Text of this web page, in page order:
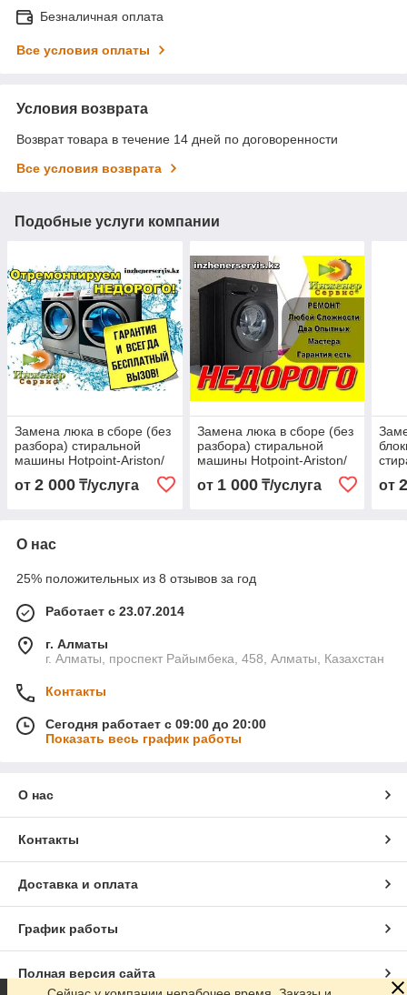
Безналичная оплата
Все условия оплаты
Условия возврата
Возврат товара в течение 14 дней по договоренности
Все условия возврата
Подобные услуги компании
Замена люка в сборе (без
разбора) стиральной
машины Hotpoint-Ariston/
Хотпоинт-Аристон
от 2 000 ₸/услуга
Замена люка в сборе (без
разбора) стиральной
машины Hotpoint-Ariston/
Хотпоинт-Аристон
от 1 000₸/услуга от
О нас
25% положительных из 8 отзывов за год
Работает с 23.07.2014
г. Алматы
г. Алматы, проспект Райымбека, 458, Алматы, Казахстан
Контакты
Сегодня работает с 09:00 до 20:00
Показать весь график работы
О нас
Контакты
Доставка и оплата
График работы
Полная версия сайта